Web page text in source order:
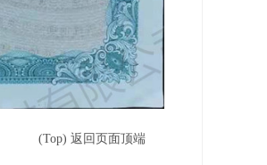
(Top) 返回页面顶端